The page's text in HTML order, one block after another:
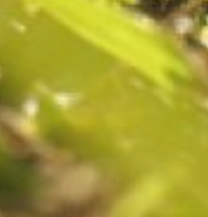
или с помощью
пошлину за
в 2019 году, может быть
некоммерческих
и дачных товариществ,
года.
срок льготного
земельных
для ведения